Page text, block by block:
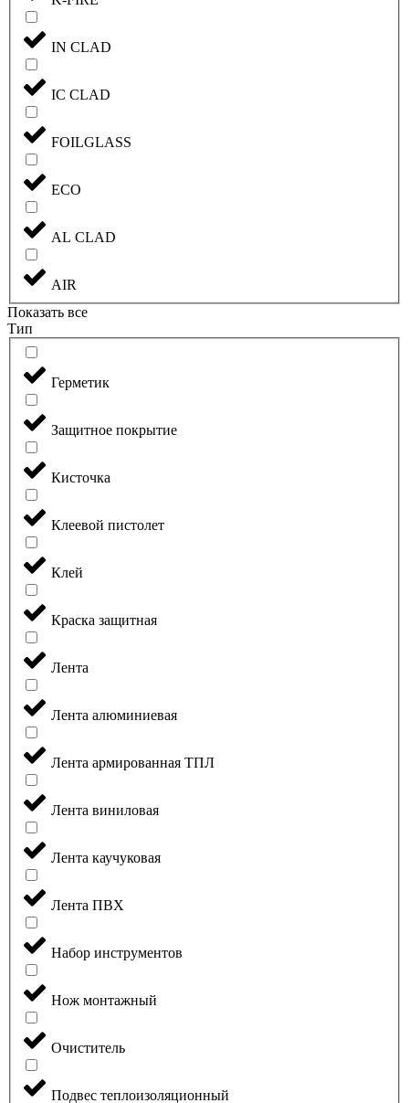
IN CLAD
IC CLAD
FOILGLASS
ECO
AL CLAD
AIR
Показать все
Тип
Герметик
Защитное покрытие
Кисточка
Клеевой пистолет
Клей
Краска защитная
Лента
Лента алюминиевая
Лента армированная ТПЛ
Лента виниловая
Лента каучуковая
Лента ПВХ
Набор инструментов
Нож монтажный
Очиститель
Подвес теплоизоляционный